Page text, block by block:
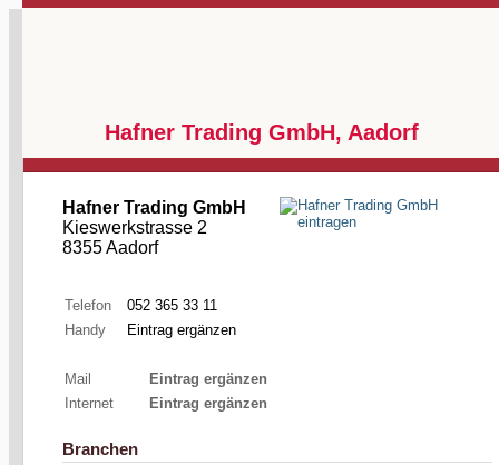
Hafner Trading GmbH, Aadorf
Hafner Trading GmbH
Kieswerkstrasse 2
8355 Aadorf
Telefon
052 365 33 11
Handy
Eintrag ergänzen
Mail
Eintrag ergänzen
Internet
Eintrag ergänzen
Branchen